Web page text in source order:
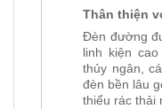
Thân thiện
Đèn đường
linh kiện
thủy ngân,
đèn bền lâu
thiểu rác thải